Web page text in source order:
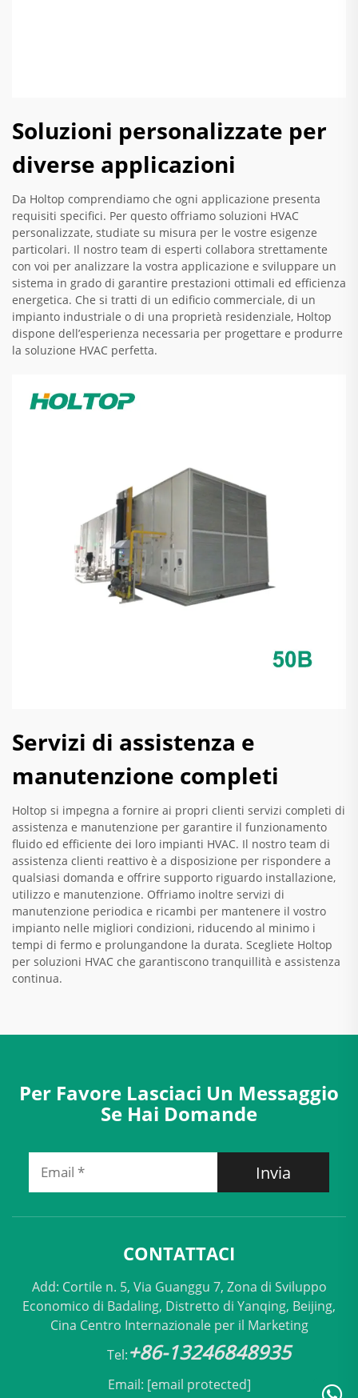
Soluzioni personalizzate per
diverse applicazioni
Da Holtop comprendiamo che ogni applicazione presenta
requisiti specifici. Per questo offriamo soluzioni HVAC
personalizzate, studiate su misura per le vostre esigenze
particolari. Il nostro team di esperti collabora strettamente
con voi per analizzare la vostra applicazione e sviluppare un
sistema in grado di garantire prestazioni ottimali ed efficienza
energetica. Che si tratti di un edificio commerciale, di un
impianto industriale o di una proprietà residenziale, Holtop
dispone dell’esperienza necessaria per progettare e produrre
la soluzione HVAC perfetta.
Servizi di assistenza e
manutenzione completi
Holtop si impegna a fornire ai propri clienti servizi completi di
assistenza e manutenzione per garantire il funzionamento
fluido ed efficiente dei loro impianti HVAC. Il nostro team di
assistenza clienti reattivo è a disposizione per rispondere a
qualsiasi domanda e offrire supporto riguardo installazione,
utilizzo e manutenzione. Offriamo inoltre servizi di
manutenzione periodica e ricambi per mantenere il vostro
impianto nelle migliori condizioni, riducendo al minimo i
tempi di fermo e prolungandone la durata. Scegliete Holtop
per soluzioni HVAC che garantiscono tranquillità e assistenza
continua.
Per Favore Lasciaci Un Messaggio
Se Hai Domande
Invia
CONTATTACI
Add: Cortile n. 5, Via Guanggu 7, Zona di Sviluppo
Economico di Badaling, Distretto di Yanqing, Beijing,
Cina Centro Internazionale per il Marketing
Tel:+86-13246848935
Email: [email protected]